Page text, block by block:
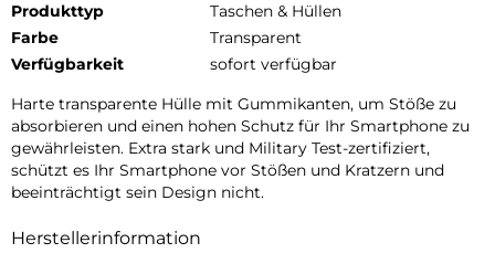
Produkttyp
Taschen & Hüllen
Farbe
Transparent
Verfügbarkeit
sofort verfügbar
Harte transparente Hülle mit Gummikanten, um Stöße zu
absorbieren und einen hohen Schutz für Ihr Smartphone zu
gewährleisten. Extra stark und Military Test-zertifiziert,
schützt es Ihr Smartphone vor Stößen und Kratzern und
beeinträchtigt sein Design nicht.
Herstellerinformation